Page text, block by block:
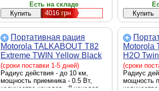
Есть на складе
4016 грн
Портативная рация
Motorola TALKABOUT T82
Extreme TWIN Yellow Black
(5031753007171)
(сроки поставки 1-5 дней)
Радиус действия - до 10 км,
мощность приемника - 0.5 Вт,
количество каналов - 8 каналов,
Motorola
H2O
(сроки
Радиус
мощность